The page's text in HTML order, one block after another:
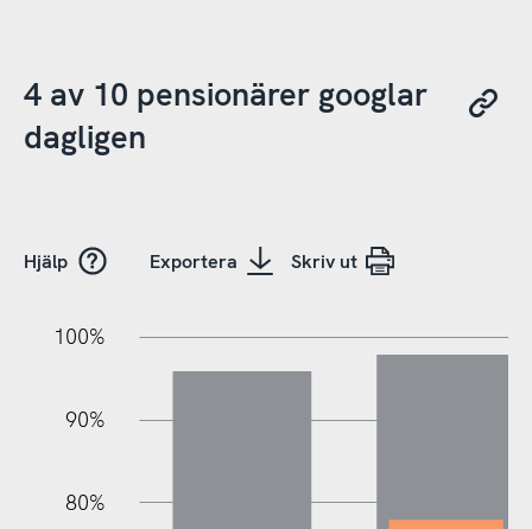
4 av 10 pensionärer googlar
dagligen
Hjälp Exportera Skriv ut
80%
90%
100%